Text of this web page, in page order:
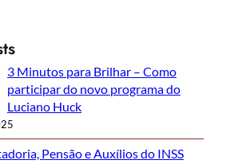
3 Minutos para Brilhar – Como
participar do novo programa do
Luciano Huck
Pensão e Auxílios do INSS